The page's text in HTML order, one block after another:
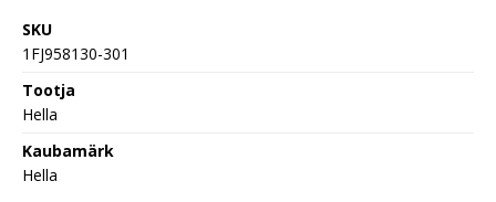
SKU
1FJ958130-301
Tootja
Hella
Kaubamärk
Hella